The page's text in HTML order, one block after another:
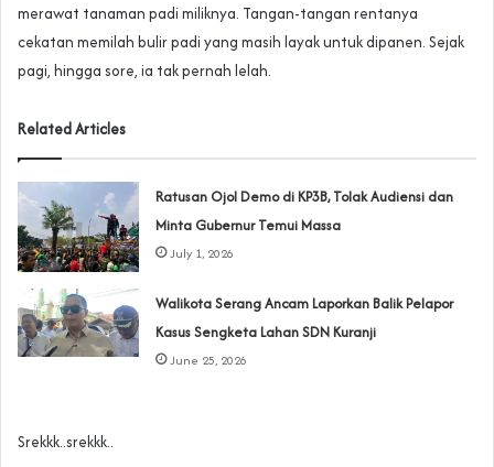
merawat tanaman padi miliknya. Tangan-tangan rentanya
cekatan memilah bulir padi yang masih layak untuk dipanen. Sejak
pagi, hingga sore, ia tak pernah lelah.
Related Articles
‎Ratusan Ojol Demo di KP3B, Tolak Audiensi dan
Minta Gubernur Temui Massa
July 1, 2026
Walikota Serang Ancam Laporkan Balik Pelapor
Kasus Sengketa Lahan SDN Kuranji‎
June 25, 2026
Srekkk..srekkk..